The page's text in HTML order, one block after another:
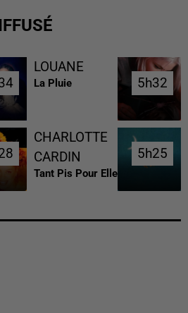
LOUANE
La Pluie 5h32
5h32
CHARLOTTE
CARDIN
Tant Pis Pour Elle
5h25
5h25